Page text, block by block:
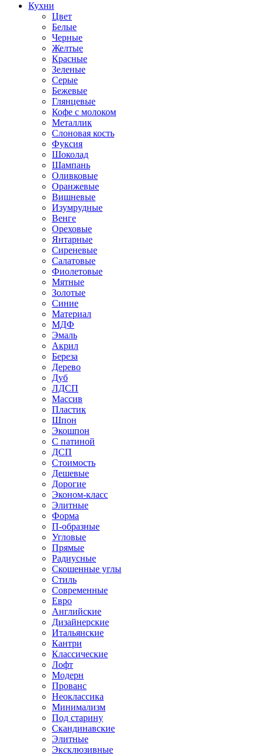
Кухни
Цвет
Белые
Черные
Желтые
Красные
Зеленые
Серые
Бежевые
Глянцевые
Кофе с молоком
Металлик
Слоновая кость
Фуксия
Шоколад
Шампань
Оливковые
Оранжевые
Вишневые
Изумрудные
Венге
Ореховые
Янтарные
Сиреневые
Салатовые
Фиолетовые
Мятные
Золотые
Синие
Материал
МДФ
Эмаль
Акрил
Береза
Дерево
Дуб
ЛДСП
Массив
Пластик
Шпон
Экошпон
С патиной
ДСП
Стоимость
Дешевые
Дорогие
Эконом-класс
Элитные
Форма
П-образные
Угловые
Прямые
Радиусные
Скошенные углы
Стиль
Современные
Евро
Английские
Дизайнерские
Итальянские
Кантри
Классические
Лофт
Модерн
Прованс
Неоклассика
Минимализм
Под старину
Скандинавские
Элитные
Эксклюзивные